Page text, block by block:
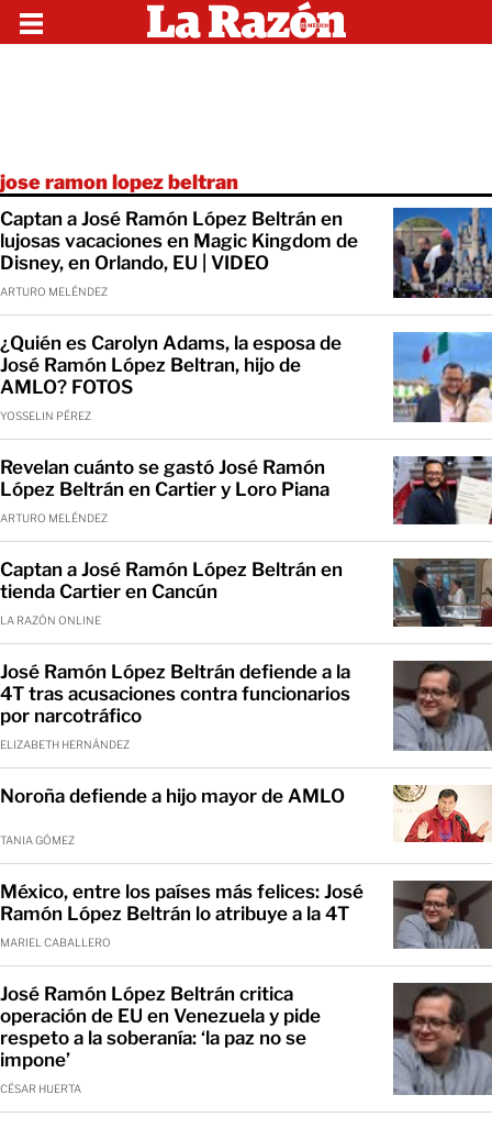
jose ramon lopez beltran
Captan a José Ramón López Beltrán en
lujosas vacaciones en Magic Kingdom de
Disney, en Orlando, EU | VIDEO
ARTURO MELÉNDEZ
¿Quién es Carolyn Adams, la esposa de
José Ramón López Beltran, hijo de
AMLO? FOTOS
YOSSELIN PÉREZ
Revelan cuánto se gastó José Ramón
López Beltrán en Cartier y Loro Piana
ARTURO MELÉNDEZ
Captan a José Ramón López Beltrán en
tienda Cartier en Cancún
LA RAZÓN ONLINE
José Ramón López Beltrán defiende a la
4T tras acusaciones contra funcionarios
por narcotráfico
ELIZABETH HERNÁNDEZ
Noroña defiende a hijo mayor de AMLO
TANIA GÓMEZ
México, entre los países más felices: José
Ramón López Beltrán lo atribuye a la 4T
MARIEL CABALLERO
José Ramón López Beltrán critica
operación de EU en Venezuela y pide
respeto a la soberanía: ‘la paz no se
impone’
CÉSAR HUERTA